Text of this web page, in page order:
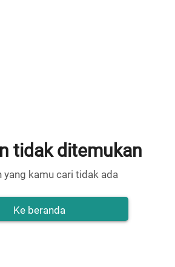
tidak ditemukan
yang kamu cari tidak ada
Ke beranda